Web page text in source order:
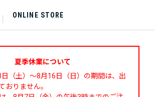
ONLINE STORE
夏季休業について
（土）～8月16日（日）の期間は、出
おりません。